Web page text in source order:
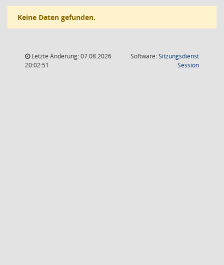
Keine Daten gefunden.
Letzte Änderung: 07.08.2026
20:02:51
Software:Sitzungsdienst
Session(Wird in